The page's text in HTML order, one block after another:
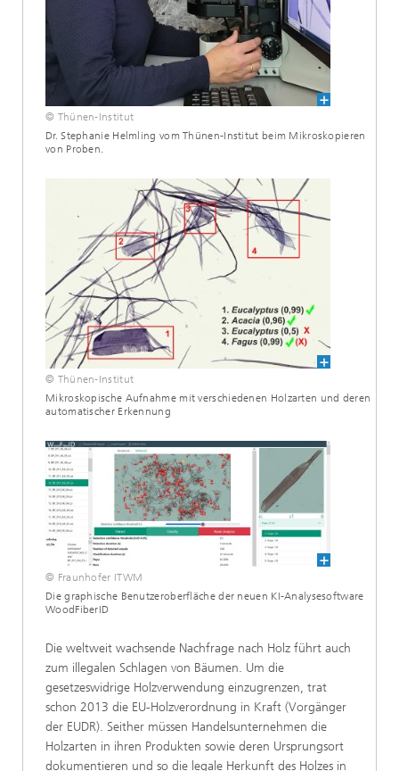
© Thünen-Institut
Dr. Stephanie Helmling vom Thünen-Institut beim Mikroskopieren
von Proben.
© Thünen-Institut
Mikroskopische Aufnahme mit verschiedenen Holzarten und deren
automatischer Erkennung
© Fraunhofer ITWM
Die graphische Benutzeroberfläche der neuen KI-Analysesoftware
WoodFiberID
Die weltweit wachsende Nachfrage nach Holz führt auch
zum illegalen Schlagen von Bäumen. Um die
gesetzeswidrige Holzverwendung einzugrenzen, trat
schon 2013 die EU-Holzverordnung in Kraft (Vorgänger
der EUDR). Seither müssen Handelsunternehmen die
Holzarten in ihren Produkten sowie deren Ursprungsort
dokumentieren und so die legale Herkunft des Holzes in